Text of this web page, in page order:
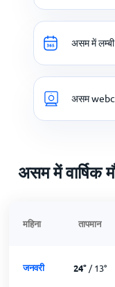
असम में
असम
असम में वार्षिक
महिना तापमान
जनवरी 24°/13°